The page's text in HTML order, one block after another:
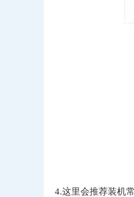
4.这里会推荐装机